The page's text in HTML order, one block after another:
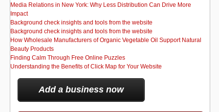
Media Relations in New York: Why Less Distribution Can Drive More
Impact
Background check insights and tools from the website
Background check insights and tools from the website
How Wholesale Manufacturers of Organic Vegetable Oil Support Natural
Beauty Products
Finding Calm Through Free Online Puzzles
Understanding the Benefits of Click Map for Your Website
Add a business now